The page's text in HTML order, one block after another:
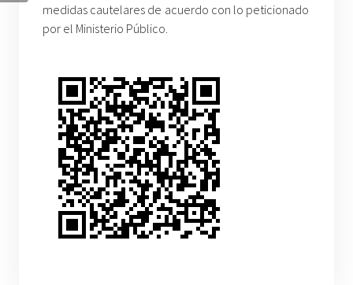
medidas cautelares de acuerdo con lo peticionado
por el Ministerio Público.